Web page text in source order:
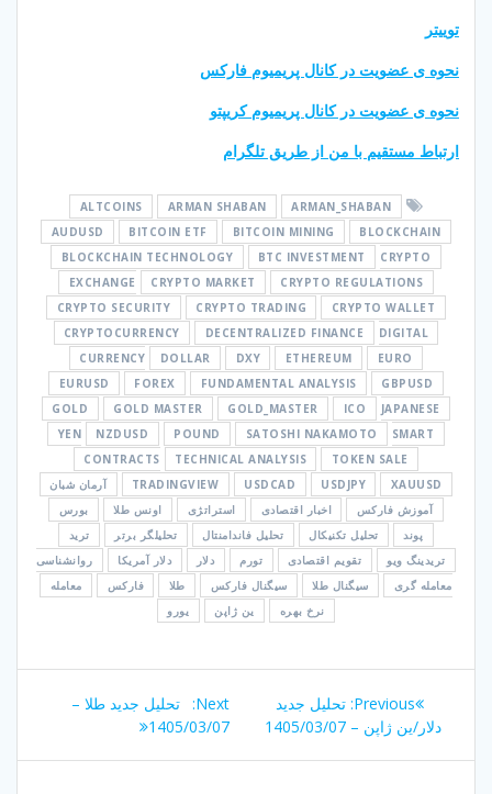
توییتر
نحوه ی عضویت در کانال پریمیوم فارکس
نحوه ی عضویت در کانال پریمیوم کریپتو
ارتباط مستقیم با من از طریق تلگرام
ALTCOINS ARMAN SHABAN
ARMAN_SHABAN
AUDUSD
BITCOIN ETF BITCOIN MINING
BLOCKCHAIN
BLOCKCHAIN TECHNOLOGY
BTC INVESTMENT
CRYPTO
EXCHANGE
CRYPTO MARKET
CRYPTO REGULATIONS
CRYPTO SECURITY
CRYPTO TRADING
CRYPTO WALLET
CRYPTOCURRENCY
DECENTRALIZED FINANCE
DIGITAL
CURRENCY
DOLLAR DXY ETHEREUM
EURO
EURUSD
FOREX FUNDAMENTAL ANALYSIS
GBPUSD
GOLD
GOLD MASTER GOLD_MASTER ICO
JAPANESE
YEN
NZDUSD POUND SATOSHI NAKAMOTO
SMART
CONTRACTS
TECHNICAL ANALYSIS
TOKEN SALE
TRADINGVIEW
USDCAD USDJPY XAUUSD
آرمان شبان
آموزش فارکس
اخبار اقتصادی استراتژی اونس طلا
بورس
پوند
تحلیل تکنیکال تحلیل فاندامنتال تحلیلگر برتر
ترید
تریدینگ ویو
تقویم اقتصادی تورم دلار دلار آمریکا
روانشناسی
معامله گری
سیگنال طلا سیگنال فارکس طلا فارکس
معامله
نرخ بهره
ین ژاپن یورو
راهبری
نوشته
Previous:
Previous
post:
تحلیل جدید
دلار/ین ژاپن – 1405/03/07
Next:
Next
post:
تحلیل جدید طلا –
1405/03/07